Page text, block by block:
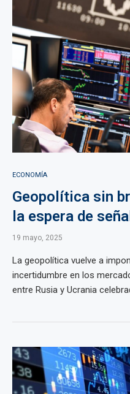
ECONOMÍA
Geopolítica sin
la espera de
19 mayo, 2025
La geopolítica vuelve a
incertidumbre en los
entre Rusia y Ucrania